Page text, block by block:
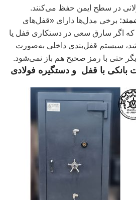
در سطح ایمن حفظ می‌کنند.
برخی مدل‌ها دارای «قفل‌های
که اگر سارق سعی در دستکاری قفل یا
سیستم قفل‌بندی داخلی به‌صورت
حتی با رمز صحیح هم باز نمی‌شود.
با قفل و دستگیره فولادی